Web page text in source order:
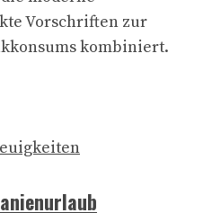
Vorschriften zur
kombiniert.